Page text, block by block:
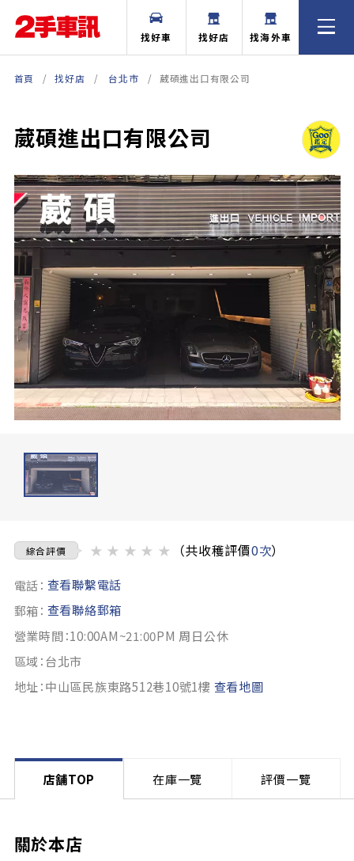
找好車 找好店 找海外車
首頁 找好店 台北市 葳碩進出口有限公司
葳碩進出口有限公司
綜合評價 ★ ★ ★ ★ ★ （共收穫評價0次）
電話： 查看聯繫電話
郵箱： 查看聯絡郵箱
營業時間：10:00AM~21:00PM 周日公休
區域：台北市
地址：中山區民族東路512巷10號1樓 查看地圖
店舗TOP 在庫一覽 評價一覽
關於本店